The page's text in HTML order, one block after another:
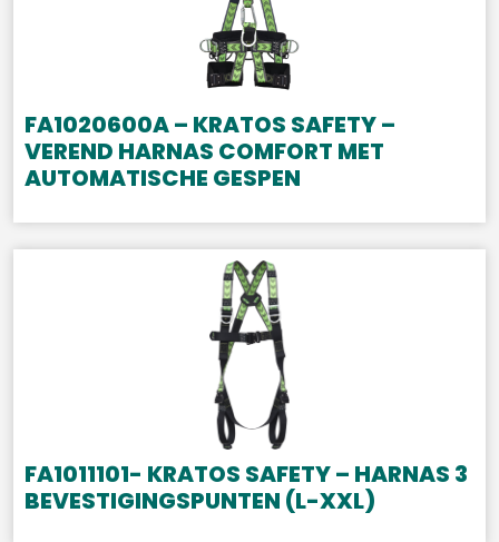
FA1020600A – KRATOS SAFETY –
VEREND HARNAS COMFORT MET
AUTOMATISCHE GESPEN
FA1011101- KRATOS SAFETY – HARNAS 3
BEVESTIGINGSPUNTEN (L-XXL)